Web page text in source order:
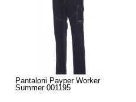
Pantaloni Payper Worker
Summer 001195